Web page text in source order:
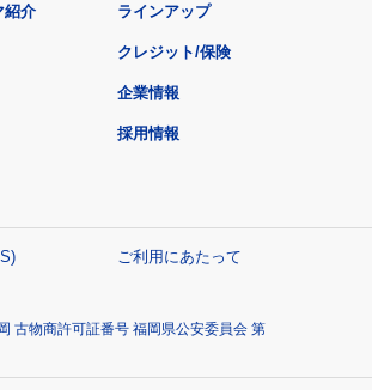
紹介 ラインアップ
クレジット/保険
企業情報
採用情報
ご利用にあたって
古物商許可証番号 福岡県公安委員会 第